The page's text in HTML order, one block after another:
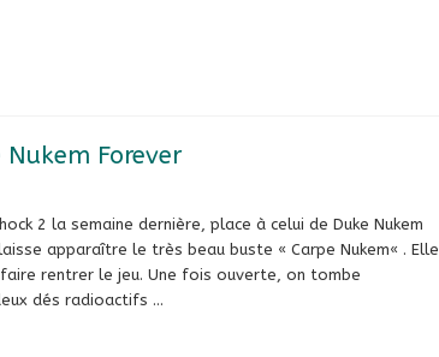
Forever
2 la semaine dernière, place à celui de Duke Nukem
apparaître le très beau buste « Carpe Nukem« . Elle
rentrer le jeu. Une fois ouverte, on tombe
dés radioactifs …